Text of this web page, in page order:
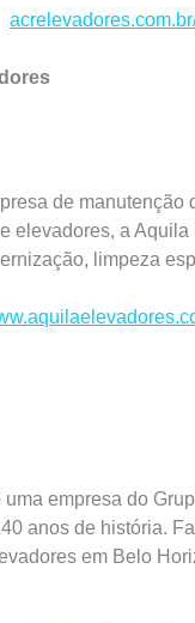
de
elevadores, a
limpeza
empresa do
anos de história.
em Belo